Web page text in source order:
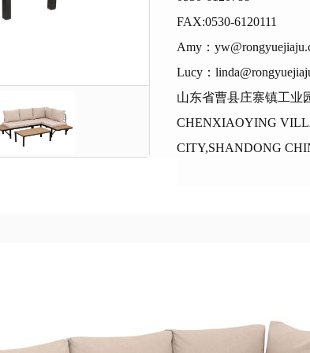
FAX:0530-6120111
Amy：
Lucy：
山东省曹县庄寨镇工业
CHENXIAOYING
CITY,SHANDONG